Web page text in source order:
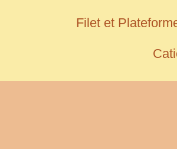
Filet et